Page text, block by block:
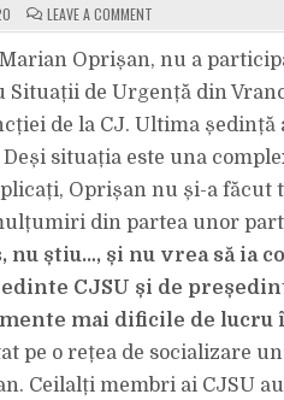
LEAVE A COMMENT
OPRIȘAN
PARTICIPAT
LA
NICIO
ȘEDINȚĂ
A
COMITETULUI
JUDEȚEAN
SITUAȚII
DE
URGENȚĂ,
DEȘI
VICEPREȘEDINTE!
UNUI
VRÂNCEAN:
”POATE
CĂ-
I
ESTE
FRICĂ
DE
Oprișan, nu a
de Urgență din
de la CJ. Ultima ședință
situația este una
Oprișan nu și-a făcut
din partea unor
știu…, și nu vrea să ia
CJSU și de
mai dificile de lucru
pe o rețea de socializare
Ceilalți membri ai CJSU